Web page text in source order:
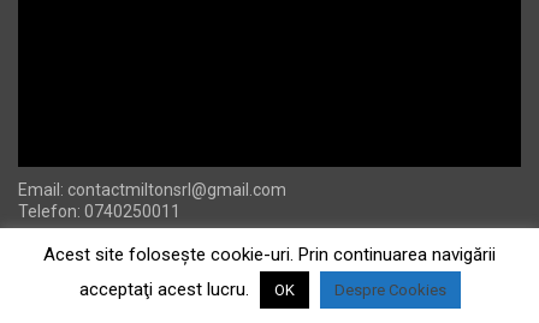
Email: contactmiltonsrl@gmail.com
Telefon: 0740250011
Acest site foloseşte cookie-uri. Prin continuarea navigării
acceptaţi acest lucru.
OK Despre Cookies